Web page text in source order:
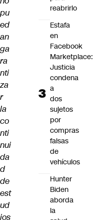
pu
ed
an
ga
ra
nti
za
r
la
co
nti
nui
da
d
de
est
ud
ios
reabrirlo
Estafa
en
Facebook
Marketplace:
Justicia
condena
a
dos
sujetos
por
compras
falsas
de
vehículos
Hunter
Biden
aborda
la